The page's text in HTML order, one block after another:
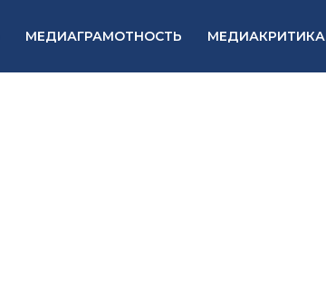
МЕДИАГРАМОТНОСТЬ МЕДИАКРИТИКА